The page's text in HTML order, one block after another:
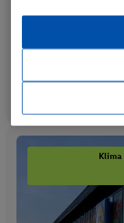
Die größten Hebel
unsere Produkte
Feldern, in Fabriken,
unseren Lieferanten
daran, Emissionen
Klima